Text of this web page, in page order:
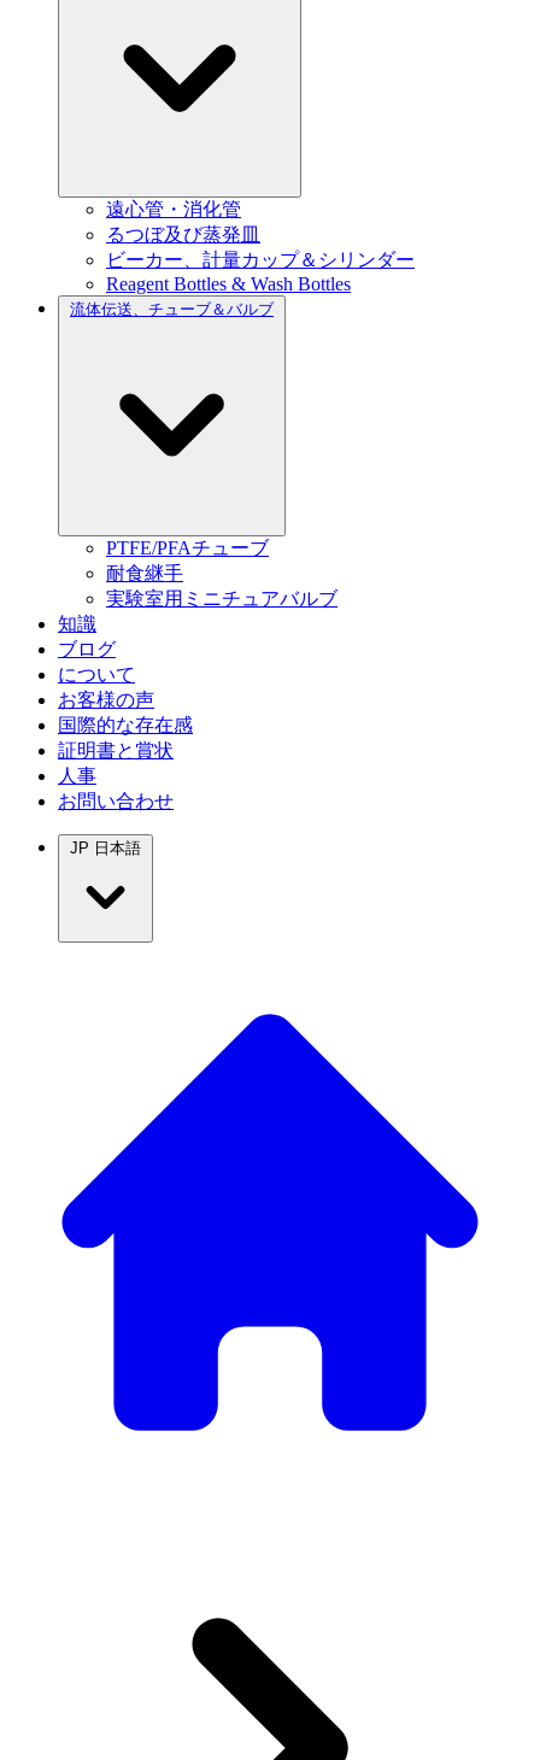
遠心管・消化管
るつぼ及び蒸発皿
ビーカー、計量カップ＆シリンダー
Reagent Bottles & Wash Bottles
流体伝送、チューブ＆バルブ
PTFE/PFAチューブ
耐食継手
実験室用ミニチュアバルブ
知識
ブログ
について
お客様の声
国際的な存在感
証明書と賞状
人事
お問い合わせ
JP 日本語